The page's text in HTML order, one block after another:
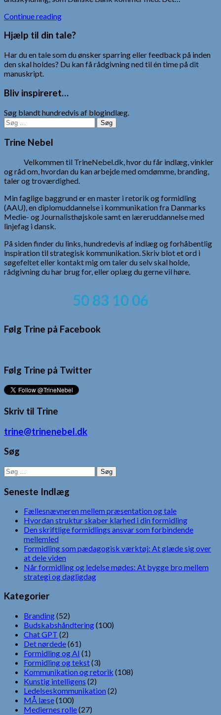
Continue reading
Hjælp til din tale?
Har du en tale som du ønsker sparring eller feedback på inden
den skal holdes? Du kan få rådgivning ned til én time på dit
manuskript.
Bliv inspireret…
Søg blandt hundredvis af blogindlæg.
Søg
efter:
Trine Nebel
Velkommen til TrineNebel.dk, hvor du får indlæg, vinkler
og råd om, hvordan du kan arbejde med omdømme, branding,
taler og troværdighed.
Min faglige baggrund er en master i retorik og formidling
(AAU), en diplomuddannelse i kommunikation fra Danmarks
Medie- og Journalisthøjskole samt en læreruddannelse med
linjefag i dansk.
På siden finder du links, hundredevis af indlæg og forhåbentlig
inspiration til strategisk kommunikation. Skriv blot et ord i
søgefeltet eller kontakt mig om taler du selv skal holde,
rådgivning du har brug for, eller oplæg du gerne vil høre.
50 83 10 06
Følg Trine på Facebook
Følg Trine på Twitter
Skriv til Trine
trine@trinenebel.dk
Søg
Søg
efter:
Seneste Indlæg
Fællesnævneren mellem præsentation og tale
Hvordan struktur skaber klarhed i din formidling
Den skriftlige formidlings ansvar som forbindende
mellemled
Formidling som pædagogisk værktøj: At glæde sig over
at dele viden
Når formidling og ledelse mødes: At bygge bro mellem
strategi og dagligdag
Kategorier
Branding(52)
Budskabshåndtering(100)
Chat GPT (2)
Det nørdede(61)
Formidling og AI (1)
Formidling og tekst(3)
Kommunikation og retorik (108)
Kunstig intelligens (2)
Ledelseskommunikation (2)
MÅ læse(100)
Mediernes rolle(27)